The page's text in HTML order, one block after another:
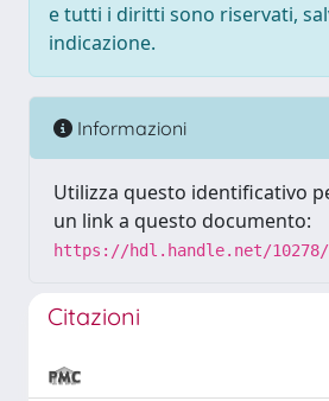
e tutti i diritti sono riservati,
indicazione.
Informazioni
Utilizza questo identificativo
un link a questo documento:
https://hdl.handle.net/10278/
Citazioni